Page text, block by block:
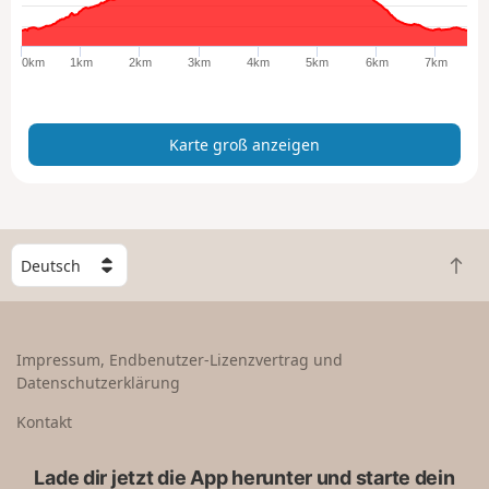
ß
z
i
0km 1km 2km 3km 4km 5km 6km 7km
Karte groß anzeigen
W
ä
h
e
n
Z
u
Impressum, Endbenutzer-Lizenzvertrag und
Datenschutzerklärung
Kontakt
Lade dir jetzt die App herunter und starte dein